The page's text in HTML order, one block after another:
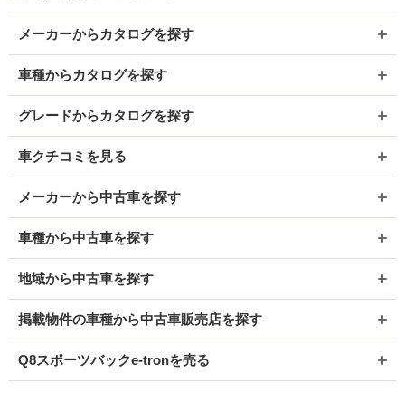
メーカーからカタログを探す
車種からカタログを探す
グレードからカタログを探す
車クチコミを見る
メーカーから中古車を探す
車種から中古車を探す
地域から中古車を探す
掲載物件の車種から中古車販売店を探す
Q8スポーツバックe-tronを売る